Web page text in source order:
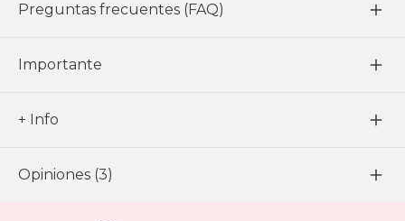
Preguntas frecuentes (FAQ)
Importante
+ Info
Opiniones (3)